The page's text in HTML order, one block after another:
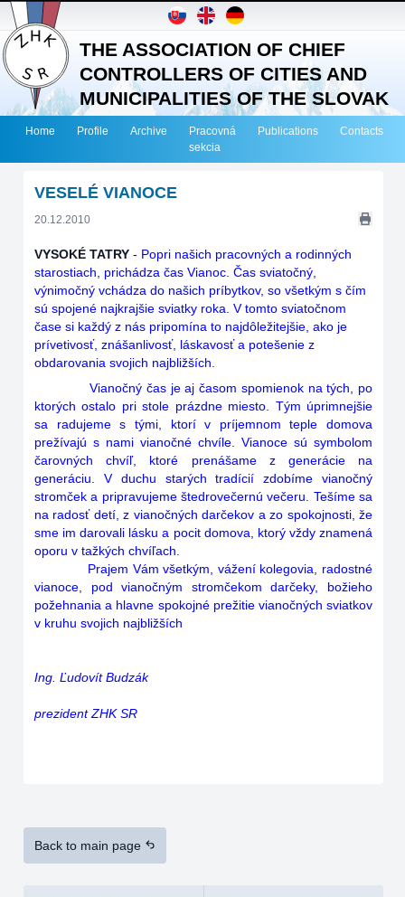
THE ASSOCIATION OF CHIEF
CONTROLLERS OF CITIES AND
MUNICIPALITIES OF THE SLOVAK
REPUBLIC
Home Profile Archive
Pracovná
sekcia
Publications Contacts
VESELÉ VIANOCE
20.12.2010
VYSOKÉ TATRY - Popri našich pracovných a rodinných
starostiach, prichádza čas Vianoc. Čas sviatočný,
výnimočný vchádza do našich príbytkov, so všetkým s čím
sú spojené najkrajšie sviatky roka. V tomto sviatočnom
čase si každý z nás pripomína to najdôležitejšie, ako je
prívetivosť, znášanlivosť, láskavosť a potešenie z
obdarovania svojich najbližších.
Vianočný čas je aj časom spomienok na tých, po
ktorých ostalo pri stole prázdne miesto. Tým úprimnejšie
sa radujeme s tými, ktorí v príjemnom teple domova
prežívajú s nami vianočné chvíle. Vianoce sú symbolom
čarovných chvíľ, ktoré prenášame z generácie na
generáciu. V duchu starých tradícií zdobíme vianočný
stromček a pripravujeme štedrovečernú večeru. Tešíme sa
na radosť detí, z vianočných darčekov a zo spokojnosti, že
sme im darovali lásku a pocit domova, ktorý vždy znamená
oporu v tažkých chvíľach.
Prajem Vám všetkým, vážení kolegovia, radostné
vianoce, pod vianočným stromčekom darčeky, božieho
požehnania a hlavne spokojné prežitie vianočných sviatkov
v kruhu svojich najbližších
Ing. Ľudovít Budzák
prezident ZHK SR
Back to main page